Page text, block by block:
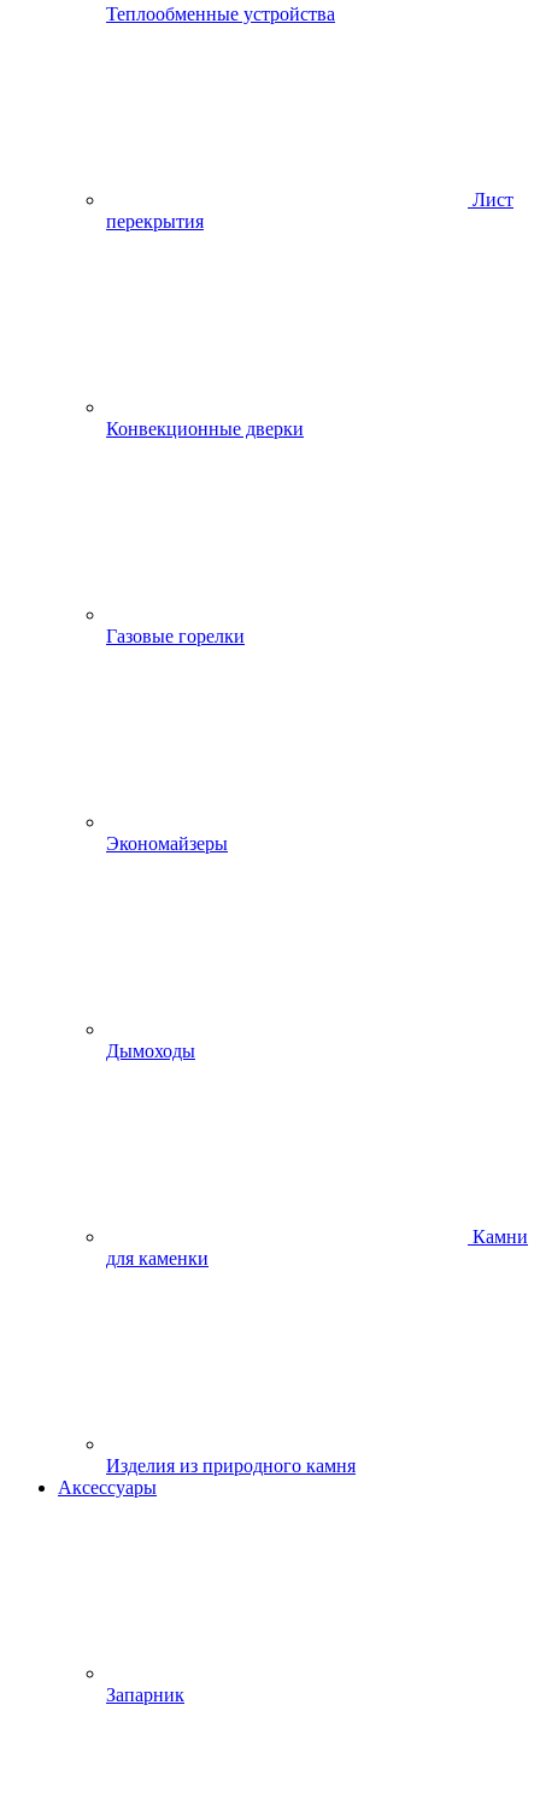
Теплообменные устройства
Лист
перекрытия
Конвекционные дверки
Газовые горелки
Экономайзеры
Дымоходы
Камни
для каменки
Изделия из природного камня
Аксессуары
Запарник